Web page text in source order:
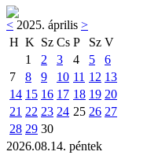
< 2025. április >
H K Sz Cs P Sz V
1
2 3 4 5
6
7
8 9 10 11 12 13
14 15 16 17 18 19 20
21 22 23 24 25 26 27
28 29 30
2026.08.14. péntek